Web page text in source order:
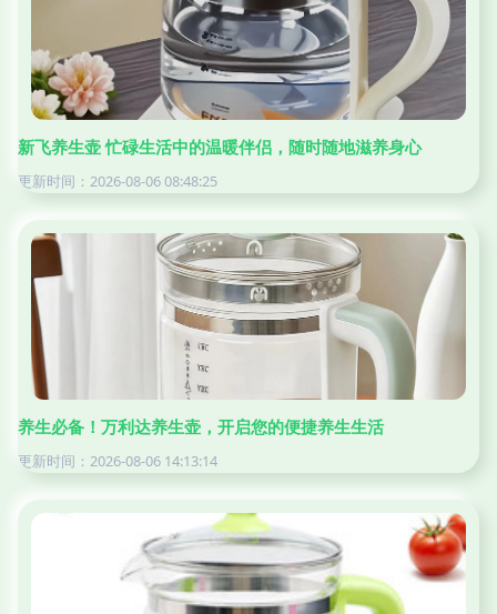
新飞养生壶 忙碌生活中的温暖伴侣，随时随地滋养身心
更新时间：2026-08-06 08:48:25
养生必备！万利达养生壶，开启您的便捷养生生活
更新时间：2026-08-06 14:13:14